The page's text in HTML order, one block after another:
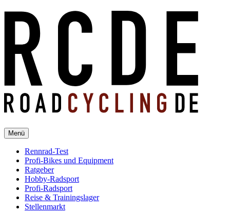
Menü
Rennrad-Test
Profi-Bikes und Equipment
Ratgeber
Hobby-Radsport
Profi-Radsport
Reise & Trainingslager
Stellenmarkt